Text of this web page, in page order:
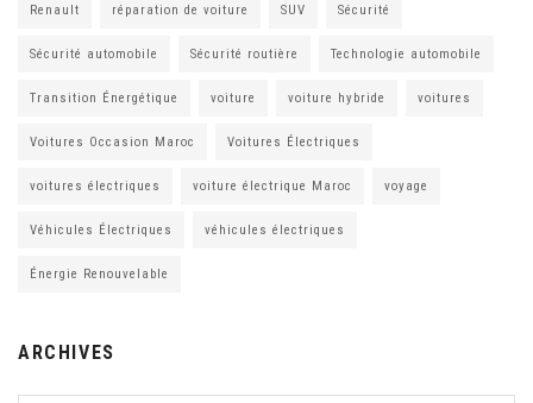
Renault réparation de voiture SUV Sécurité
Sécurité automobile Sécurité routière Technologie automobile
Transition Énergétique voiture voiture hybride voitures
Voitures Occasion Maroc Voitures Électriques
voitures électriques voiture électrique Maroc voyage
Véhicules Électriques véhicules électriques
Énergie Renouvelable
ARCHIVES